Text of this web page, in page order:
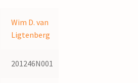
Wim D. van
Ligtenberg
201246N001